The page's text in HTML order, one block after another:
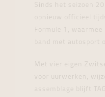
Sinds het seizoen
opnieuw officieel
Formule 1,
band met autosport
Met vier eigen
voor uurwerken,
assemblage blijft